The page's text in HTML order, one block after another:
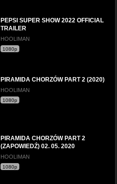
PEPSI SUPER SHOW 2022 OFFICIAL
TRAILER
HOOLIMAN
1080p
PIRAMIDA CHORZÓW PART 2 (2020)
HOOLIMAN
1080p
PIRAMIDA CHORZÓW PART 2
(ZAPOWIEDŹ) 02. 05. 2020
HOOLIMAN
1080p